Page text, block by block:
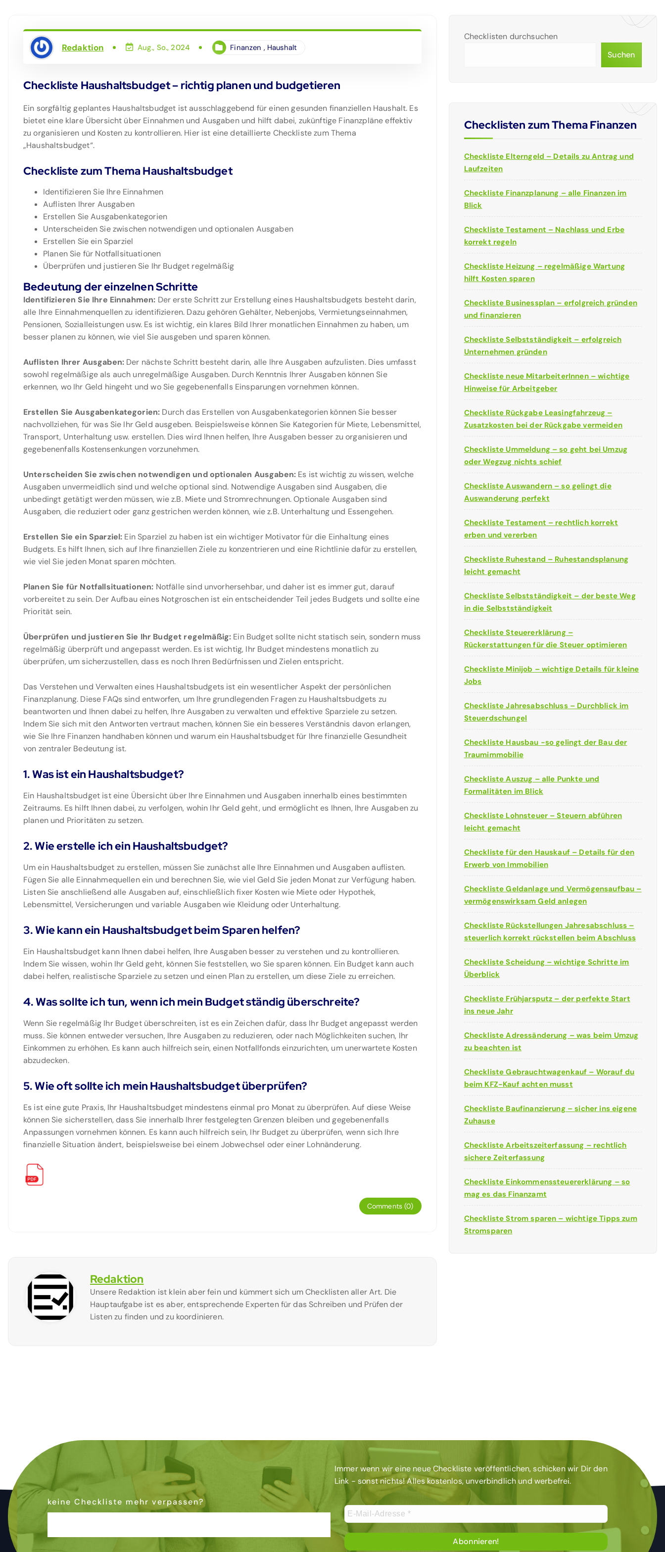
Redaktion Aug., So., 2024 Finanzen , Haushalt
Checkliste Haushaltsbudget – richtig planen und budgetieren
Ein sorgfältig geplantes Haushaltsbudget ist ausschlaggebend für einen gesunden finanziellen Haushalt. Es
bietet eine klare Übersicht über Einnahmen und Ausgaben und hilft dabei, zukünftige Finanzpläne effektiv
zu organisieren und Kosten zu kontrollieren. Hier ist eine detaillierte Checkliste zum Thema
„Haushaltsbudget“.
Checkliste zum Thema Haushaltsbudget
Identifizieren Sie Ihre Einnahmen
Auflisten Ihrer Ausgaben
Erstellen Sie Ausgabenkategorien
Unterscheiden Sie zwischen notwendigen und optionalen Ausgaben
Erstellen Sie ein Sparziel
Planen Sie für Notfallsituationen
Überprüfen und justieren Sie Ihr Budget regelmäßig
Bedeutung der einzelnen Schritte
Identifizieren Sie Ihre Einnahmen: Der erste Schritt zur Erstellung eines Haushaltsbudgets besteht darin,
alle Ihre Einnahmenquellen zu identifizieren. Dazu gehören Gehälter, Nebenjobs, Vermietungseinnahmen,
Pensionen, Sozialleistungen usw. Es ist wichtig, ein klares Bild Ihrer monatlichen Einnahmen zu haben, um
besser planen zu können, wie viel Sie ausgeben und sparen können.
Auflisten Ihrer Ausgaben: Der nächste Schritt besteht darin, alle Ihre Ausgaben aufzulisten. Dies umfasst
sowohl regelmäßige als auch unregelmäßige Ausgaben. Durch Kenntnis Ihrer Ausgaben können Sie
erkennen, wo Ihr Geld hingeht und wo Sie gegebenenfalls Einsparungen vornehmen können.
Erstellen Sie Ausgabenkategorien: Durch das Erstellen von Ausgabenkategorien können Sie besser
nachvollziehen, für was Sie Ihr Geld ausgeben. Beispielsweise können Sie Kategorien für Miete, Lebensmittel,
Transport, Unterhaltung usw. erstellen. Dies wird Ihnen helfen, Ihre Ausgaben besser zu organisieren und
gegebenenfalls Kostensenkungen vorzunehmen.
Unterscheiden Sie zwischen notwendigen und optionalen Ausgaben: Es ist wichtig zu wissen, welche
Ausgaben unvermeidlich sind und welche optional sind. Notwendige Ausgaben sind Ausgaben, die
unbedingt getätigt werden müssen, wie z.B. Miete und Stromrechnungen. Optionale Ausgaben sind
Ausgaben, die reduziert oder ganz gestrichen werden können, wie z.B. Unterhaltung und Essengehen.
Erstellen Sie ein Sparziel: Ein Sparziel zu haben ist ein wichtiger Motivator für die Einhaltung eines
Budgets. Es hilft Ihnen, sich auf Ihre finanziellen Ziele zu konzentrieren und eine Richtlinie dafür zu erstellen,
wie viel Sie jeden Monat sparen möchten.
Planen Sie für Notfallsituationen: Notfälle sind unvorhersehbar, und daher ist es immer gut, darauf
vorbereitet zu sein. Der Aufbau eines Notgroschen ist ein entscheidender Teil jedes Budgets und sollte eine
Priorität sein.
Überprüfen und justieren Sie Ihr Budget regelmäßig: Ein Budget sollte nicht statisch sein, sondern muss
regelmäßig überprüft und angepasst werden. Es ist wichtig, Ihr Budget mindestens monatlich zu
überprüfen, um sicherzustellen, dass es noch Ihren Bedürfnissen und Zielen entspricht.
Das Verstehen und Verwalten eines Haushaltsbudgets ist ein wesentlicher Aspekt der persönlichen
Finanzplanung. Diese FAQs sind entworfen, um Ihre grundlegenden Fragen zu Haushaltsbudgets zu
beantworten und Ihnen dabei zu helfen, Ihre Ausgaben zu verwalten und effektive Sparziele zu setzen.
Indem Sie sich mit den Antworten vertraut machen, können Sie ein besseres Verständnis davon erlangen,
wie Sie Ihre Finanzen handhaben können und warum ein Haushaltsbudget für Ihre finanzielle Gesundheit
von zentraler Bedeutung ist.
1. Was ist ein Haushaltsbudget?
Ein Haushaltsbudget ist eine Übersicht über Ihre Einnahmen und Ausgaben innerhalb eines bestimmten
Zeitraums. Es hilft Ihnen dabei, zu verfolgen, wohin Ihr Geld geht, und ermöglicht es Ihnen, Ihre Ausgaben zu
planen und Prioritäten zu setzen.
2. Wie erstelle ich ein Haushaltsbudget?
Um ein Haushaltsbudget zu erstellen, müssen Sie zunächst alle Ihre Einnahmen und Ausgaben auflisten.
Fügen Sie alle Einnahmequellen ein und berechnen Sie, wie viel Geld Sie jeden Monat zur Verfügung haben.
Listen Sie anschließend alle Ausgaben auf, einschließlich fixer Kosten wie Miete oder Hypothek,
Lebensmittel, Versicherungen und variable Ausgaben wie Kleidung oder Unterhaltung.
3. Wie kann ein Haushaltsbudget beim Sparen helfen?
Ein Haushaltsbudget kann Ihnen dabei helfen, Ihre Ausgaben besser zu verstehen und zu kontrollieren.
Indem Sie wissen, wohin Ihr Geld geht, können Sie feststellen, wo Sie sparen können. Ein Budget kann auch
dabei helfen, realistische Sparziele zu setzen und einen Plan zu erstellen, um diese Ziele zu erreichen.
4. Was sollte ich tun, wenn ich mein Budget ständig überschreite?
Wenn Sie regelmäßig Ihr Budget überschreiten, ist es ein Zeichen dafür, dass Ihr Budget angepasst werden
muss. Sie können entweder versuchen, Ihre Ausgaben zu reduzieren, oder nach Möglichkeiten suchen, Ihr
Einkommen zu erhöhen. Es kann auch hilfreich sein, einen Notfallfonds einzurichten, um unerwartete Kosten
abzudecken.
5. Wie oft sollte ich mein Haushaltsbudget überprüfen?
Es ist eine gute Praxis, Ihr Haushaltsbudget mindestens einmal pro Monat zu überprüfen. Auf diese Weise
können Sie sicherstellen, dass Sie innerhalb Ihrer festgelegten Grenzen bleiben und gegebenenfalls
Anpassungen vornehmen können. Es kann auch hilfreich sein, Ihr Budget zu überprüfen, wenn sich Ihre
finanzielle Situation ändert, beispielsweise bei einem Jobwechsel oder einer Lohnänderung.
Comments (0)
Redaktion
Unsere Redaktion ist klein aber fein und kümmert sich um Checklisten aller Art. Die
Hauptaufgabe ist es aber, entsprechende Experten für das Schreiben und Prüfen der
Listen zu finden und zu koordinieren.
Checklisten durchsuchen
Suchen
Checklisten zum Thema Finanzen
Checkliste Elterngeld – Details zu Antrag und
Laufzeiten
Checkliste Finanzplanung – alle Finanzen im
Blick
Checkliste Testament – Nachlass und Erbe
korrekt regeln
Checkliste Heizung – regelmäßige Wartung
hilft Kosten sparen
Checkliste Businessplan – erfolgreich gründen
und finanzieren
Checkliste Selbstständigkeit – erfolgreich
Unternehmen gründen
Checkliste neue MitarbeiterInnen – wichtige
Hinweise für Arbeitgeber
Checkliste Rückgabe Leasingfahrzeug –
Zusatzkosten bei der Rückgabe vermeiden
Checkliste Ummeldung – so geht bei Umzug
oder Wegzug nichts schief
Checkliste Auswandern – so gelingt die
Auswanderung perfekt
Checkliste Testament – rechtlich korrekt
erben und vererben
Checkliste Ruhestand – Ruhestandsplanung
leicht gemacht
Checkliste Selbstständigkeit – der beste Weg
in die Selbstständigkeit
Checkliste Steuererklärung –
Rückerstattungen für die Steuer optimieren
Checkliste Minijob – wichtige Details für kleine
Jobs
Checkliste Jahresabschluss – Durchblick im
Steuerdschungel
Checkliste Hausbau -so gelingt der Bau der
Traumimmobilie
Checkliste Auszug – alle Punkte und
Formalitäten im Blick
Checkliste Lohnsteuer – Steuern abführen
leicht gemacht
Checkliste für den Hauskauf – Details für den
Erwerb von Immobilien
Checkliste Geldanlage und Vermögensaufbau –
vermögenswirksam Geld anlegen
Checkliste Rückstellungen Jahresabschluss –
steuerlich korrekt rückstellen beim Abschluss
Checkliste Scheidung – wichtige Schritte im
Überblick
Checkliste Frühjarsputz – der perfekte Start
ins neue Jahr
Checkliste Adressänderung – was beim Umzug
zu beachten ist
Checkliste Gebrauchtwagenkauf – Worauf du
beim KFZ-Kauf achten musst
Checkliste Baufinanzierung – sicher ins eigene
Zuhause
Checkliste Arbeitszeiterfassung – rechtlich
sichere Zeiterfassung
Checkliste Einkommenssteuererklärung – so
mag es das Finanzamt
Checkliste Strom sparen – wichtige Tipps zum
Stromsparen
keine Checkliste mehr verpassen?
Immer wenn wir eine neue Checkliste veröffentlichen, schicken wir Dir den
Link - sonst nichts! Alles kostenlos, unverbindlich und werbefrei.